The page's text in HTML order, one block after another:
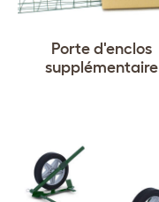
Porte d'enclos
supplémentaire